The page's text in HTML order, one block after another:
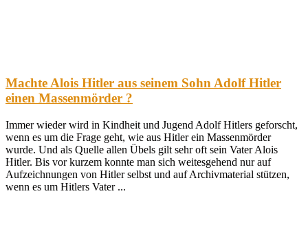
Machte Alois Hitler aus seinem Sohn Adolf Hitler
einen Massenmörder ?
Immer wieder wird in Kindheit und Jugend Adolf Hitlers geforscht,
wenn es um die Frage geht, wie aus Hitler ein Massenmörder
wurde. Und als Quelle allen Übels gilt sehr oft sein Vater Alois
Hitler. Bis vor kurzem konnte man sich weitesgehend nur auf
Aufzeichnungen von Hitler selbst und auf Archivmaterial stützen,
wenn es um Hitlers Vater ...